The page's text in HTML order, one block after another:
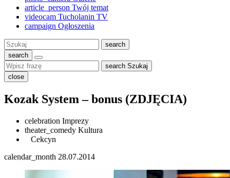
article_person Twój temat
videocam Tucholanin TV
campaign Ogłoszenia
Szukaj:
search
search
search Szukaj
close
Kozak System – bonus (ZDJĘCIA)
celebration Imprezy
theater_comedy Kultura
Cekcyn
calendar_month 28.07.2014